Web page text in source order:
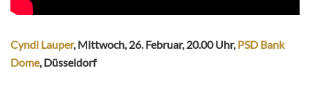
Cyndi Lauper, Mittwoch, 26. Februar, 20.00 Uhr,PSD Bank
Dome, Düsseldorf